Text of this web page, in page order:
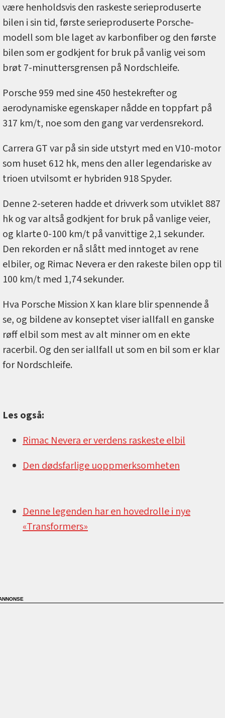
være henholdsvis den raskeste serieproduserte
bilen i sin tid, første serieproduserte Porsche-
modell som ble laget av karbonfiber og den første
bilen som er godkjent for bruk på vanlig vei som
brøt 7-minuttersgrensen på Nordschleife.
Porsche 959 med sine 450 hestekrefter og
aerodynamiske egenskaper nådde en toppfart på
317 km/t, noe som den gang var verdensrekord.
Carrera GT var på sin side utstyrt med en V10-motor
som huset 612 hk, mens den aller legendariske av
trioen utvilsomt er hybriden 918 Spyder.
Denne 2-seteren hadde et drivverk som utviklet 887
hk og var altså godkjent for bruk på vanlige veier,
og klarte 0-100 km/t på vanvittige 2,1 sekunder.
Den rekorden er nå slått med inntoget av rene
elbiler, og Rimac Nevera er den rakeste bilen opp til
100 km/t med 1,74 sekunder.
Hva Porsche Mission X kan klare blir spennende å
se, og bildene av konseptet viser iallfall en ganske
røff elbil som mest av alt minner om en ekte
racerbil. Og den ser iallfall ut som en bil som er klar
for Nordschleife.
Les også:
Rimac Nevera er verdens raskeste elbil
Den dødsfarlige uoppmerksomheten
Denne legenden har en hovedrolle i nye
«Transformers»